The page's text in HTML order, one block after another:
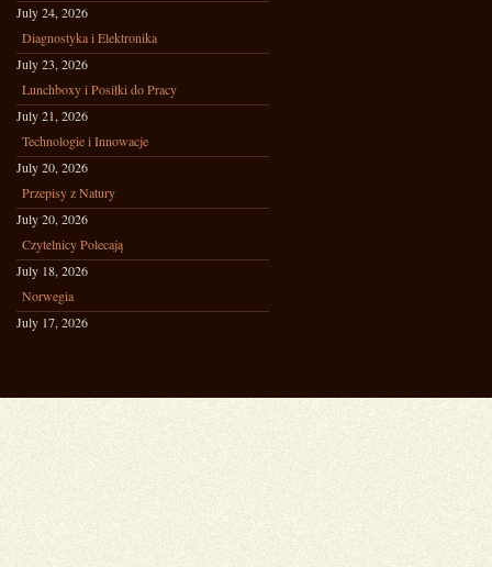
July 24, 2026
Diagnostyka i Elektronika
July 23, 2026
Lunchboxy i Posiłki do Pracy
July 21, 2026
Technologie i Innowacje
July 20, 2026
Przepisy z Natury
July 20, 2026
Czytelnicy Polecają
July 18, 2026
Norwegia
July 17, 2026